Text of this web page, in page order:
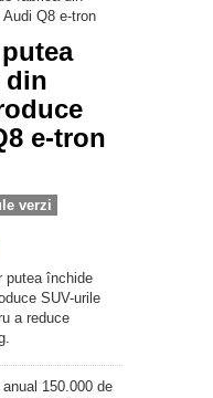
din
e-tron
verzi
putea închide
SUV-urile
a reduce